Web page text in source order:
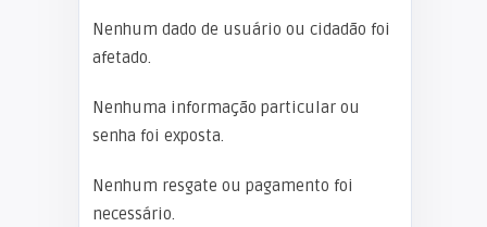
Nenhum dado de usuário ou cidadão foi
afetado.
Nenhuma informação particular ou
senha foi exposta.
Nenhum resgate ou pagamento foi
necessário.